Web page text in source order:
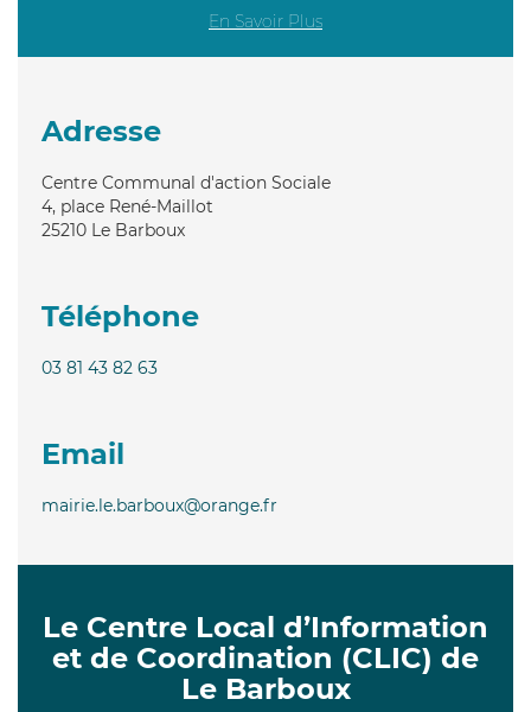
En Savoir Plus
Adresse
Centre Communal d'action Sociale
4, place René-Maillot
25210 Le Barboux
Téléphone
03 81 43 82 63
Email
mairie.le.barboux@orange.fr
Le Centre Local d’Information
et de Coordination (CLIC) de
Le Barboux